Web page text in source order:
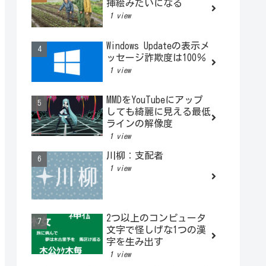
挿絵みたいになる
1 view
Windows Updateの表示メ
ッセージ詐欺度は100％
1 view
MMDをYouTubeにアップ
しても綺麗に見える最低
ラインの解像度
1 view
川柳：支配者
1 view
2つ以上のコンピュータ
文字で怪しげな1つの漢
字を生み出す
1 view